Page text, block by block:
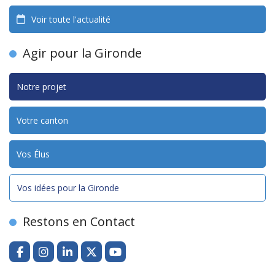
Voir toute l'actualité
Agir pour la Gironde
Notre projet
Votre canton
Vos Élus
Vos idées pour la Gironde
Restons en Contact